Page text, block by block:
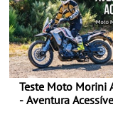
Teste Moto Morini
- Aventura